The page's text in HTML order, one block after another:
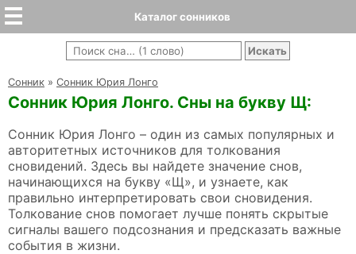
Каталог сонников
Cонник » Сонник Юрия Лонго
Сонник Юрия Лонго. Сны на букву Щ:
Сонник Юрия Лонго – один из самых популярных и
авторитетных источников для толкования
сновидений. Здесь вы найдете значение снов,
начинающихся на букву «Щ», и узнаете, как
правильно интерпретировать свои сновидения.
Толкование снов помогает лучше понять скрытые
сигналы вашего подсознания и предсказать важные
события в жизни.